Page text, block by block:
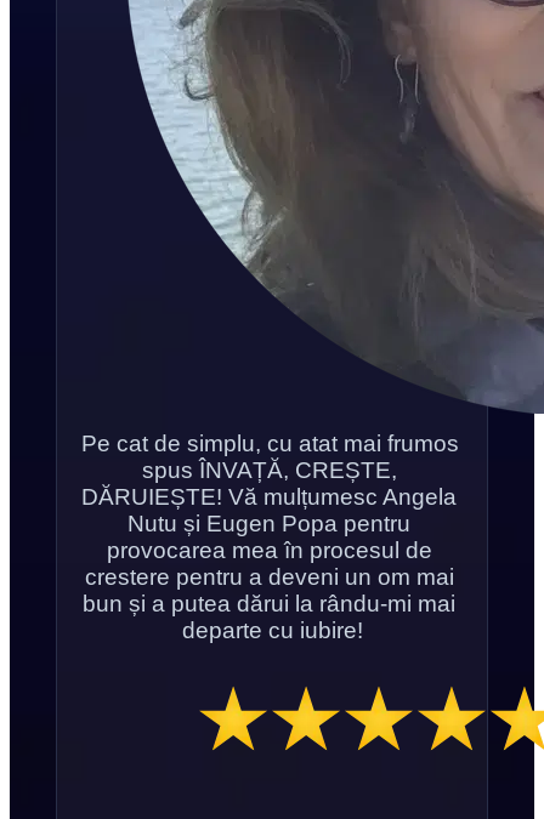
Pe cat de simplu, cu atat mai frumos
spus ÎNVAȚĂ, CREȘTE,
DĂRUIEȘTE! Vă mulțumesc Angela
Nutu și Eugen Popa pentru
provocarea mea în procesul de
crestere pentru a deveni un om mai
bun și a putea dărui la rându-mi mai
departe cu iubire!